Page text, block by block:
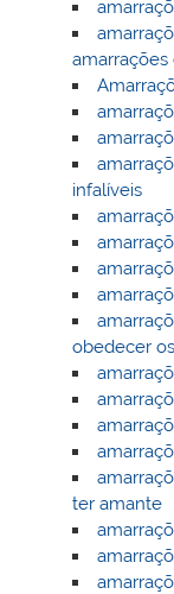
infalíveis
obedecer
ter amante